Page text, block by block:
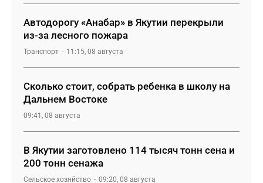
Автодорогу «Анабар» в Якутии перекрыли
из-за лесного пожара
Транспорт 11:15, 08 августа
Сколько стоит, собрать ребенка в школу на
Дальнем Востоке
09:41, 08 августа
В Якутии заготовлено 114 тысяч тонн сена и
200 тонн сенажа
Сельское хозяйство 09:20, 08 августа